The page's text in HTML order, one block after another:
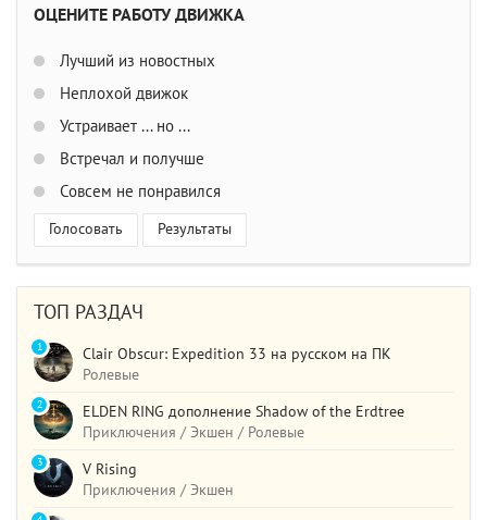
ОЦЕНИТЕ РАБОТУ ДВИЖКА
Лучший из новостных
Неплохой движок
Устраивает ... но ...
Встречал и получше
Совсем не понравился
Голосовать Результаты
ТОП РАЗДАЧ
Clair Obscur: Expedition 33 на русском на ПК
Ролевые
1
ELDEN RING дополнение Shadow of the Erdtree
Приключения / Экшен / Ролевые
2
V Rising
Приключения / Экшен
3